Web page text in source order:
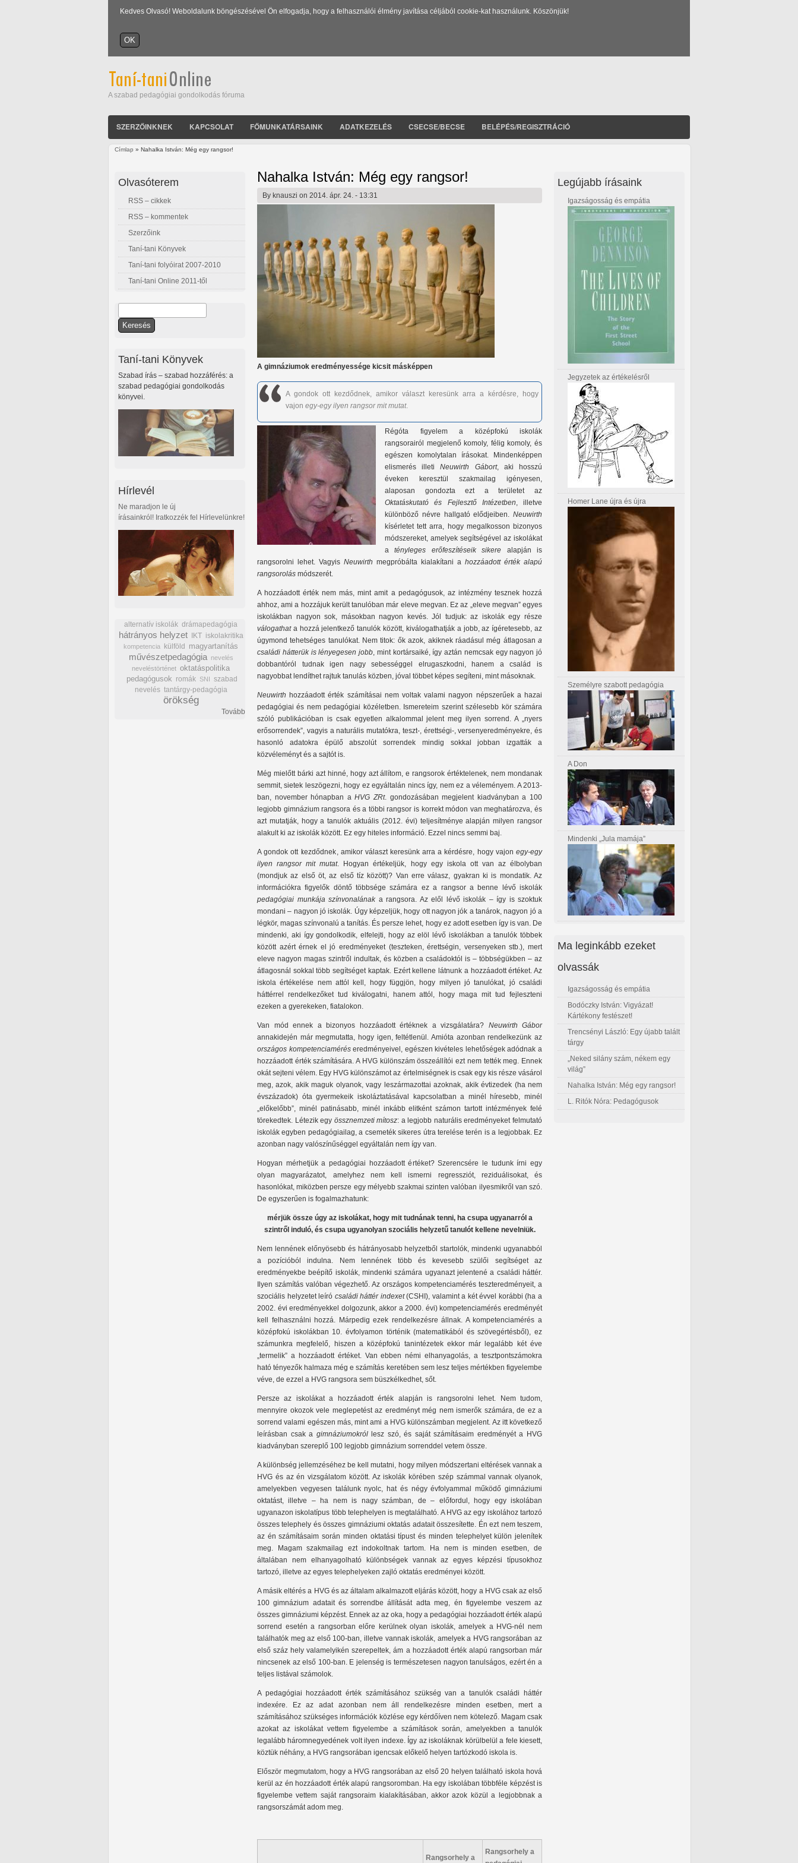
Kedves Olvasó! Weboldalunk böngészésével Ön elfogadja, hogy a felhasználói élmény javítása céljából cookie-kat használunk. Köszönjük!
A szabad pedagógiai gondolkodás fóruma
SZERZŐINKNEK KAPCSOLAT FŐMUNKATÁRSAINK ADATKEZELÉS CSECSE/BECSE BELÉPÉS/REGISZTRÁCIÓ
Címlap » Nahalka István: Még egy rangsor!
Nahalka István: Még egy rangsor!
By knauszi on 2014. ápr. 24. - 13:31
A gimnáziumok eredményessége kicsit másképpen
A gondok ott kezdődnek, amikor választ keresünk arra a kérdésre, hogy
vajon egy-egy ilyen rangsor mit mutat.
Régóta figyelem a középfokú iskolák
rangsorairól megjelenő komoly, félig komoly, és
egészen komolytalan írásokat. Mindenképpen
elismerés illetiNeuwirth Gábort, aki hosszú
éveken keresztül szakmailag igényesen,
alaposan gondozta ezt a területet az
Oktatáskutató és Fejlesztő Intézetben, illetve
különböző névre hallgató elődjeiben. Neuwirth
kísérletet tett arra, hogy megalkosson bizonyos
módszereket, amelyek segítségével az iskolákat
atényleges erőfeszítéseik sikere alapján is
rangsorolni lehet. Vagyis Neuwirth megpróbálta kialakítani a hozzáadott érték alapú
rangsorolás módszerét.
A hozzáadott érték nem más, mint amit a pedagógusok, az intézmény tesznek hozzá
ahhoz, ami a hozzájuk került tanulóban már eleve megvan. Ez az „eleve megvan” egyes
iskolákban nagyon sok, másokban nagyon kevés. Jól tudjuk: az iskolák egy része
válogathata hozzá jelentkező tanulók között, kiválogathatják a jobb, az ígéretesebb, az
úgymond tehetséges tanulókat. Nem titok: ők azok, akiknek ráadásul még átlagosan a
családi hátterük is lényegesen jobb, mint kortársaiké, így aztán nemcsak egy nagyon jó
dobbantóról tudnak igen nagy sebességgel elrugaszkodni, hanem a család is
nagyobbat lendíthet rajtuk tanulás közben, jóval többet képes segíteni, mint másoknak.
Neuwirth hozzáadott érték számításai nem voltak valami nagyon népszerűek a hazai
pedagógiai és nem pedagógiai közéletben. Ismereteim szerint szélesebb kör számára
szóló publikációban is csak egyetlen alkalommal jelent meg ilyen sorrend. A „nyers
erősorrendek”, vagyis a naturális mutatókra, teszt-, érettségi-, versenyeredményekre, és
hasonló adatokra épülő abszolút sorrendek mindig sokkal jobban izgatták a
közvéleményt és a sajtót is.
Még mielőtt bárki azt hinné, hogy azt állítom, e rangsorok értéktelenek, nem mondanak
semmit, sietek leszögezni, hogy ez egyáltalán nincs így, nem ez a véleményem. A 2013-
ban, november hónapban aHVG ZRt. gondozásában megjelent kiadványban a 100
legjobb gimnázium rangsora és a többi rangsor is korrekt módon van meghatározva, és
azt mutatják, hogy a tanulók aktuális (2012. évi) teljesítménye alapján milyen rangsor
alakult ki az iskolák között. Ez egy hiteles információ. Ezzel nincs semmi baj.
A gondok ott kezdődnek, amikor választ keresünk arra a kérdésre, hogy vajon egy-egy
ilyen rangsor mit mutat. Hogyan értékeljük, hogy egy iskola ott van az élbolyban
(mondjuk az első öt, az első tíz között)? Van erre válasz, gyakran ki is mondatik. Az
információkra figyelők döntő többsége számára ez a rangsor a benne lévő iskolák
pedagógiai munkája színvonalánaka rangsora. Az elől lévő iskolák – így is szoktuk
mondani – nagyon jó iskolák. Úgy képzeljük, hogy ott nagyon jók a tanárok, nagyon jó a
légkör, magas színvonalú a tanítás. És persze lehet, hogy ez adott esetben így is van. De
mindenki, aki így gondolkodik, elfelejti, hogy az elöl lévő iskolákban a tanulók többek
között azért érnek el jó eredményeket (teszteken, érettségin, versenyeken stb.), mert
eleve nagyon magas szintről indultak, és közben a családoktól is – többségükben – az
átlagosnál sokkal több segítséget kaptak. Ezért kellene látnunk a hozzáadott értéket. Az
iskola értékelése nem attól kell, hogy függjön, hogy milyen jó tanulókat, jó családi
háttérrel rendelkezőket tud kiválogatni, hanem attól, hogy maga mit tud fejleszteni
ezeken a gyerekeken, fiatalokon.
Van mód ennek a bizonyos hozzáadott értéknek a vizsgálatára? Neuwirth Gábor
annakidején már megmutatta, hogy igen, feltétlenül. Amióta azonban rendelkezünk az
országos kompetenciaméréseredményeivel, egészen kivételes lehetőségek adódnak a
hozzáadott érték számítására. A HVG különszám összeállítói ezt nem tették meg. Ennek
okát sejteni vélem. Egy HVG különszámot az értelmiségnek is csak egy kis része vásárol
meg, azok, akik maguk olyanok, vagy leszármazottai azoknak, akik évtizedek (ha nem
évszázadok) óta gyermekeik iskoláztatásával kapcsolatban a minél híresebb, minél
„előkelőbb”, minél patinásabb, minél inkább elitként számon tartott intézmények felé
törekedtek. Létezik egy össznemzeti mítosz: a legjobb naturális eredményeket felmutató
iskolák egyben pedagógiailag, a csemeték sikeres útra terelése terén is a legjobbak. Ez
azonban nagy valószínűséggel egyáltalán nem így van.
Hogyan mérhetjük a pedagógiai hozzáadott értéket? Szerencsére le tudunk írni egy
olyan magyarázatot, amelyhez nem kell ismerni regressziót, reziduálisokat, és
hasonlókat, miközben persze egy mélyebb szakmai szinten valóban ilyesmikről van szó.
De egyszerűen is fogalmazhatunk:
mérjük össze úgy az iskolákat, hogy mit tudnának tenni, ha csupa ugyanarról a
szintről induló, és csupa ugyanolyan szociális helyzetű tanulót kellene nevelniük.
Nem lennének előnyösebb és hátrányosabb helyzetből startolók, mindenki ugyanabból
a pozícióból indulna. Nem lennének több és kevesebb szülői segítséget az
eredményekbe beépítő iskolák, mindenki számára ugyanazt jelentené a családi háttér.
Ilyen számítás valóban végezhető. Az országos kompetenciamérés teszteredményeit, a
szociális helyzetet leíró családi háttér indexet(CSHI), valamint a két évvel korábbi (ha a
2002. évi eredményekkel dolgozunk, akkor a 2000. évi) kompetenciamérés eredményét
kell felhasználni hozzá. Márpedig ezek rendelkezésre állnak. A kompetenciamérés a
középfokú iskolákban 10. évfolyamon történik (matematikából és szövegértésből), ez
számunkra megfelelő, hiszen a középfokú tanintézetek ekkor már legalább két éve
„termelik” a hozzáadott értéket. Van ebben némi elhanyagolás, a tesztpontszámokra
ható tényezők halmaza még e számítás keretében sem lesz teljes mértékben figyelembe
véve, de ezzel a HVG rangsora sem büszkélkedhet, sőt.
Persze az iskolákat a hozzáadott érték alapján is rangsorolni lehet. Nem tudom,
mennyire okozok vele meglepetést az eredményt még nem ismerők számára, de ez a
sorrend valami egészen más, mint ami a HVG különszámban megjelent. Az itt következő
leírásban csak a gimnáziumokróllesz szó, és saját számításaim eredményét a HVG
kiadványban szereplő 100 legjobb gimnázium sorrenddel vetem össze.
A különbség jellemzéséhez be kell mutatni, hogy milyen módszertani eltérések vannak a
HVG és az én vizsgálatom között. Az iskolák körében szép számmal vannak olyanok,
amelyekben vegyesen találunk nyolc, hat és négy évfolyammal működő gimnáziumi
oktatást, illetve – ha nem is nagy számban, de – előfordul, hogy egy iskolában
ugyanazon iskolatípus több telephelyen is megtalálható. A HVG az egy iskolához tartozó
összes telephely és összes gimnáziumi oktatás adatait összesítette. Én ezt nem teszem,
az én számításaim során minden oktatási típust és minden telephelyet külön jelenítek
meg. Magam szakmailag ezt indokoltnak tartom. Ha nem is minden esetben, de
általában nem elhanyagolható különbségek vannak az egyes képzési típusokhoz
tartozó, illetve az egyes telephelyeken zajló oktatás eredményei között.
A másik eltérés a HVG és az általam alkalmazott eljárás között, hogy a HVG csak az első
100 gimnázium adatait és sorrendbe állítását adta meg, én figyelembe veszem az
összes gimnáziumi képzést. Ennek az az oka, hogy a pedagógiai hozzáadott érték alapú
sorrend esetén a rangsorban előre kerülnek olyan iskolák, amelyek a HVG-nél nem
találhatók meg az első 100-ban, illetve vannak iskolák, amelyek a HVG rangsorában az
első száz hely valamelyikén szerepeltek, ám a hozzáadott érték alapú rangsorban már
nincsenek az első 100-ban. E jelenség is természetesen nagyon tanulságos, ezért én a
teljes listával számolok.
A pedagógiai hozzáadott érték számításához szükség van a tanulók családi háttér
indexére. Ez az adat azonban nem áll rendelkezésre minden esetben, mert a
számításához szükséges információk közlése egy kérdőíven nem kötelező. Magam csak
azokat az iskolákat vettem figyelembe a számítások során, amelyekben a tanulók
legalább háromnegyedének volt ilyen indexe. Így az iskoláknak körülbelül a fele kiesett,
köztük néhány, a HVG rangsorában igencsak előkelő helyen tartózkodó iskola is.
Először megmutatom, hogy a HVG rangsorában az első 20 helyen található iskola hová
kerül az én hozzáadott érték alapú rangsoromban. Ha egy iskolában többféle képzést is
figyelembe vettem saját rangsoraim kialakításában, akkor azok közül a legjobbnak a
rangsorszámát adom meg.
Rangsorhely a
Rangsorhely a
Olvasóterem
RSS – cikkek
RSS – kommentek
Szerzőink
Taní-tani Könyvek
Taní-tani folyóirat 2007-2010
Taní-tani Online 2011-től
Keresés űrlap
Taní-tani Könyvek
Szabad írás – szabad hozzáférés: a
szabad pedagógiai gondolkodás
könyvei.
Hírlevél
Ne maradjon le új
írásainkról! Iratkozzék fel Hírlevelünkre!
alternatív iskolák drámapedagógia
hátrányos helyzet IKT iskolakritika
kompetencia külföld magyartanítás
művészetpedagógia
nevelés
neveléstörténet oktatáspolitika
pedagógusok romák SNI szabad
nevelés tantárgy-pedagógia
örökség
Tovább
Legújabb írásaink
Igazságosság és empátia
Jegyzetek az értékelésről
Homer Lane újra és újra
Személyre szabott pedagógia
A Don
Mindenki „Jula mamája”
Ma leginkább ezeket
olvassák
Igazságosság és empátia
Bodóczky István: Vigyázat!
Kártékony festészet!
Trencsényi László: Egy újabb talált
tárgy
„Neked silány szám, nékem egy
világ”
Nahalka István: Még egy rangsor!
L. Ritók Nóra: Pedagógusok